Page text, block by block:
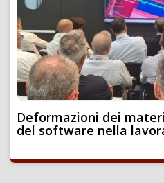
Deformazioni dei
del software nella